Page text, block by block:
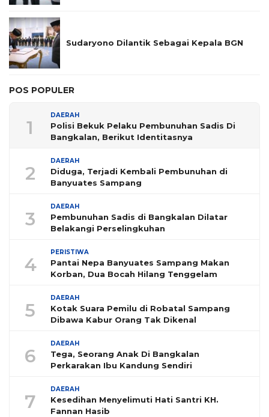
Sudaryono Dilantik Sebagai Kepala BGN
POS POPULER
1
DAERAH
Polisi Bekuk Pelaku Pembunuhan Sadis Di
Bangkalan, Berikut Identitasnya
2
DAERAH
Diduga, Terjadi Kembali Pembunuhan di
Banyuates Sampang
3
DAERAH
Pembunuhan Sadis di Bangkalan Dilatar
Belakangi Perselingkuhan
4
PERISTIWA
Pantai Nepa Banyuates Sampang Makan
Korban, Dua Bocah Hilang Tenggelam
5
DAERAH
Kotak Suara Pemilu di Robatal Sampang
Dibawa Kabur Orang Tak Dikenal
6
DAERAH
Tega, Seorang Anak Di Bangkalan
Perkarakan Ibu Kandung Sendiri
7
DAERAH
Kesedihan Menyelimuti Hati Santri KH.
Fannan Hasib